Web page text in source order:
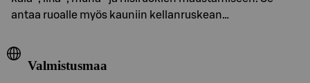
antaa ruoalle myös kauniin kellanruskean…
Valmistusmaa